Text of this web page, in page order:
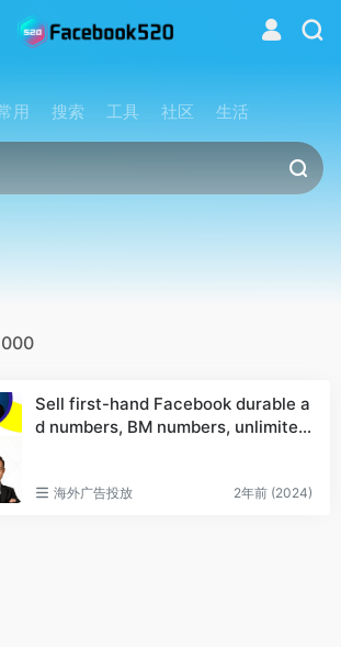
用 搜索 工具 社区 生活
Sell first-hand Facebook durable a
d numbers, BM numbers, unlimited
00, all with BM2500 BM10000 avai
海外广告投放 2年前 (2024)